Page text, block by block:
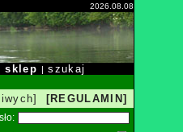
2026.08.08
|sklep |szukaj
[REGULAMIN]